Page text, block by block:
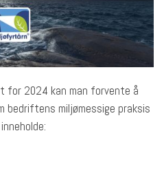
for 2024 kan man forvente å
bedriftens miljømessige praksis